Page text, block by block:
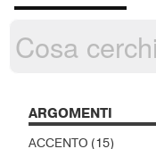
ARGOMENTI
ACCENTO (15)